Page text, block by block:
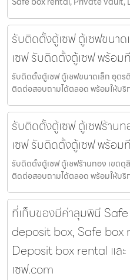
รับติดตั้งตู้เซฟ ตู้เซฟขนา
เซฟ รับติดตั้งตู้เซฟ พร้อ
รับติดตั้งตู้เซฟ ตู้เซฟขนาดเล็ก อุต
ติดต่อสอบถามได้ตลอด พร้อมให้บริ
รับติดตั้งตู้เซฟ ตู้เซฟร้าน
เซฟ รับติดตั้งตู้เซฟ พร้อ
รับติดตั้งตู้เซฟ ตู้เซฟร้านทอง เขต
ติดต่อสอบถามได้ตลอด พร้อมให้บริ
ที่เก็บของมีค่าลุมพินี
deposit box, Safe box
Deposit box rental แล
เซฟ.com